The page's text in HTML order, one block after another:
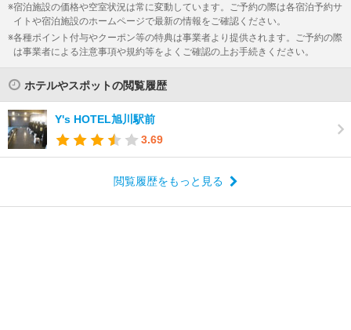
宿泊施設の価格や空室状況は常に変動しています。ご予約の際は各宿泊予約サ
イトや宿泊施設のホームページで最新の情報をご確認ください。
各種ポイント付与やクーポン等の特典は事業者より提供されます。ご予約の際
は事業者による注意事項や規約等をよくご確認の上お手続きください。
ホテルやスポットの閲覧履歴
Y's HOTEL旭川駅前
3.69
閲覧履歴をもっと見る